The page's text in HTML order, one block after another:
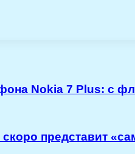
Nokia 7 Plus: с
представит